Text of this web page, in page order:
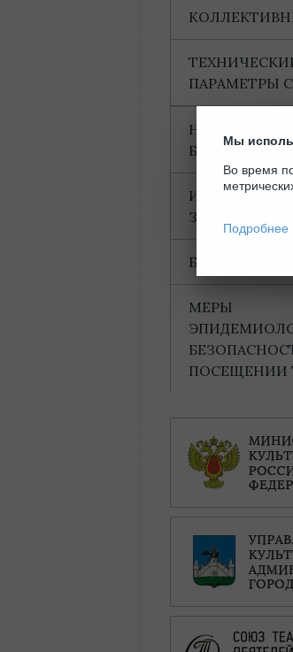
ПАРАМЕТРЫ
НАГРАДЫ И
ЗРИТЕЛЕЙ
БАХТИНСКИЙ
МЕРЫ
ПОСЕЩЕНИИ
Мы
Во время
Подробнее